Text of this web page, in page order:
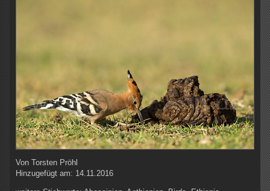
Von Torsten Pröhl
Hinzugefügt am: 14.11.2016